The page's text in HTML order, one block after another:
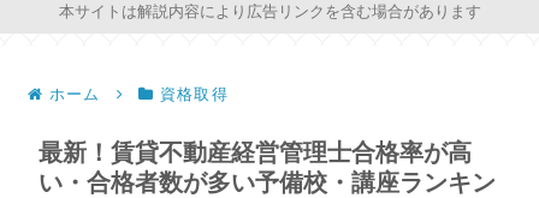
本サイトは解説内容により広告リンクを含む場合があります
ホーム 資格取得
最新！賃貸不動産経営管理士合格率が高
い・合格者数が多い予備校・講座ランキン